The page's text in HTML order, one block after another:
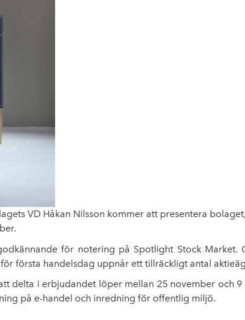
VD Håkan Nilsson kommer att presentera
för notering på Spotlight Stock Market.
första handelsdag uppnår ett tillräckligt antal
delta i erbjudandet löper mellan 25 november och
på e-handel och inredning för offentlig miljö.